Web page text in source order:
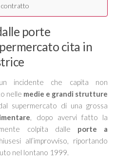
contratto
porte
cita in
incidente che capita non
nelle medie e grandi strutture
supermercato di una grossa
, dopo avervi fatto la
colpita dalle porte a
all’improvviso, riportando
nel lontano 1999.